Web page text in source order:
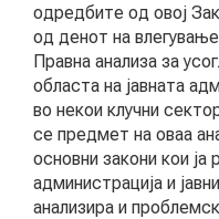
ENG
одредбите од овој
од денот на
Правна анализа за
областа на јавната
во некои клучни
се предмет на оваа
основни закони кои ја
администрација и
анализира и